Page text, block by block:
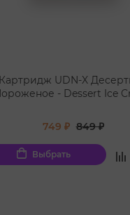
Картридж UDN-X
Мороженое - Dessert
749 ₽ 849 ₽
Выбрать